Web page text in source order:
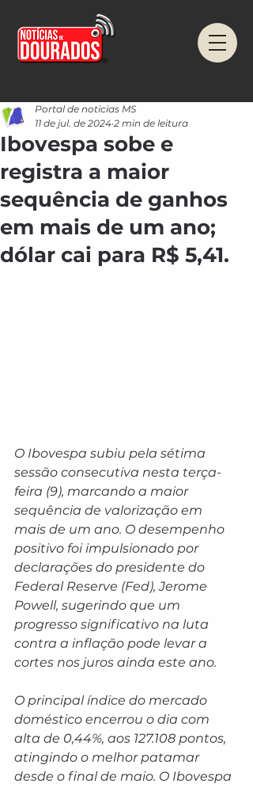
Ibovespa sobe e
registra a maior
sequência de ganhos
em mais de um ano;
dólar cai para R$ 5,41.
Portal de noticias MS
11 de jul. de 2024 2 min de leitura
O Ibovespa subiu pela sétima
sessão consecutiva nesta terça-
feira (9), marcando a maior
sequência de valorização em
mais de um ano. O desempenho
positivo foi impulsionado por
declarações do presidente do
Federal Reserve (Fed), Jerome
Powell, sugerindo que um
progresso significativo na luta
contra a inflação pode levar a
cortes nos juros ainda este ano.
O principal índice do mercado
doméstico encerrou o dia com
alta de 0,44%, aos 127.108 pontos,
atingindo o melhor patamar
desde o final de maio. O Ibovespa